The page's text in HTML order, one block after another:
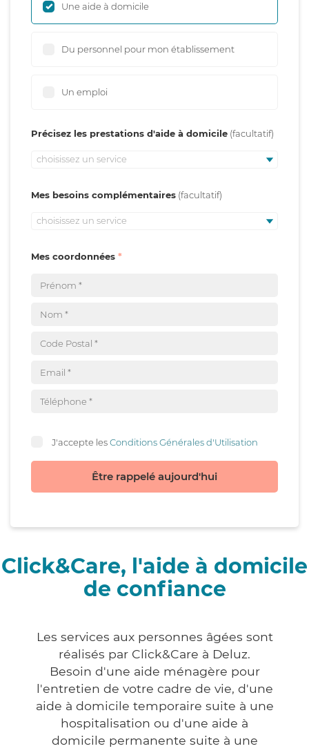
Une aide à domicile
Du personnel pour mon établissement
Un emploi
Précisez les prestations d'aide à domicile
choisissez un service
Mes besoins complémentaires
choisissez un service
Mes coordonnées
J'accepte lesConditions Générales d'Utilisation
Être rappelé aujourd'hui
Click&Care, l'aide à domicile
de confiance
Les services aux personnes âgées sont
réalisés par Click&Care à Deluz.
Besoin d'une aide ménagère pour
l'entretien de votre cadre de vie, d'une
aide à domicile temporaire suite à une
hospitalisation ou d'une aide à
domicile permanente suite à une